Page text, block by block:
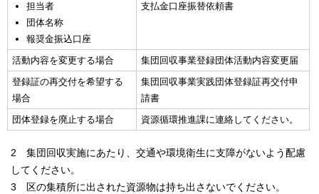
担当者
団体名称
報奨金振込口座
支払金口座振替依頼書
活動内容を変更する場合
集団回収事業登録団体活動内容変更届
登録証の再交付を希望する
場合
集団回収事業実践団体登録証再交付申
請書
団体登録を廃止する場合
資源循環推進課に連絡してください。
2 集団回収実施にあたり、交通や環境衛生に支障がないよう配慮
してください。
3 区の集積所に出された資源物は持ち出さないでください。